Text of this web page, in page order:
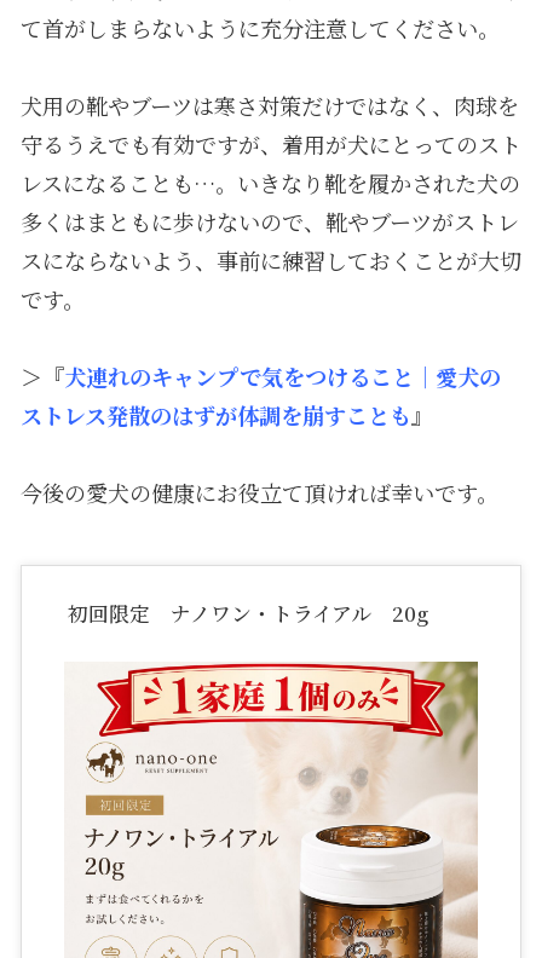
て首がしまらないように充分注意してください。
犬用の靴やブーツは寒さ対策だけではなく、肉球を
守るうえでも有効ですが、着用が犬にとってのスト
レスになることも…。いきなり靴を履かされた犬の
多くはまともに歩けないので、靴やブーツがストレ
スにならないよう、事前に練習しておくことが大切
です。
＞『犬連れのキャンプで気をつけること｜愛犬の
ストレス発散のはずが体調を崩すことも 』
今後の愛犬の健康にお役立て頂ければ幸いです。
初回限定 ナノワン・トライアル 20g